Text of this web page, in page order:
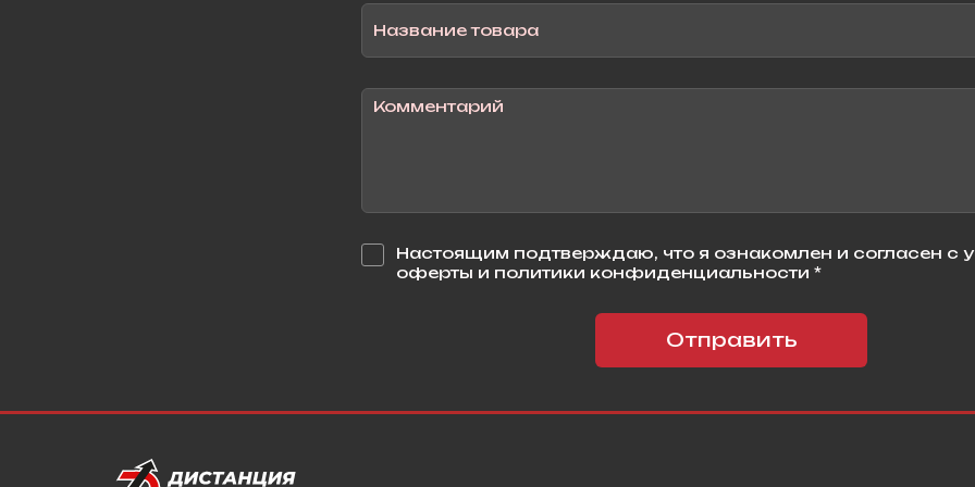
Настоящим подтверждаю, что я ознакомлен и согласен с
оферты и политики конфиденциальности *
Отправить